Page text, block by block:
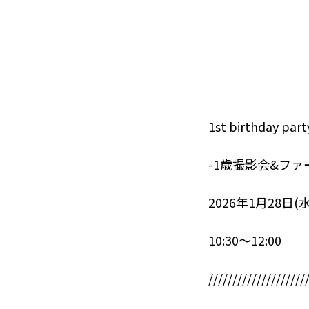
1st birthday
-1歳撮影会&ファ
2026年1月28日(
10:30〜12:00